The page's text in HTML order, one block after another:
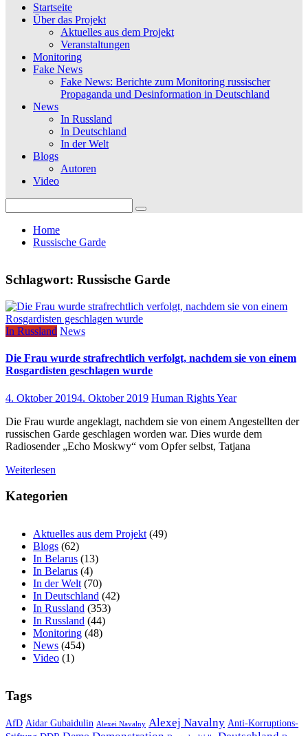
Startseite
Über das Projekt
Aktuelles aus dem Projekt
Veranstaltungen
Monitoring
Fake News
Fake News: Berichte zum Monitoring russischer
Propaganda und Desinformation in Deutschland
News
In Russland
In Deutschland
In der Welt
Blogs
Autoren
Video
for:
Home
Russische Garde
Schlagwort: Russische Garde
In Russland News
Die Frau wurde strafrechtlich verfolgt, nachdem sie von einem
Rosgardisten geschlagen wurde
4. Oktober 20194. Oktober 2019 Human Rights Year
Die Frau wurde angeklagt, nachdem sie von einem Angestellten der
russischen Garde geschlagen worden war. Dies wurde dem
Radiosender „Echo Moskwy“ vom Opfer selbst, Tatjana
Weiterlesen
Kategorien
Aktuelles aus dem Projekt (49)
Blogs (62)
In Belarus (13)
In Belarus (4)
In der Welt (70)
In Deutschland (42)
In Russland (353)
In Russland (44)
Monitoring (48)
News (454)
Video (1)
Tags
AfD Aidar Gubaidulin Alexei Navalny Alexej Navalny Anti-Korruptions-